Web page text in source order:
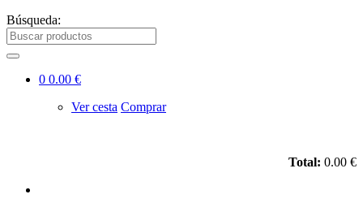
Búsqueda:
0 0.00 €
Ver cesta Comprar
Total: 0.00 €